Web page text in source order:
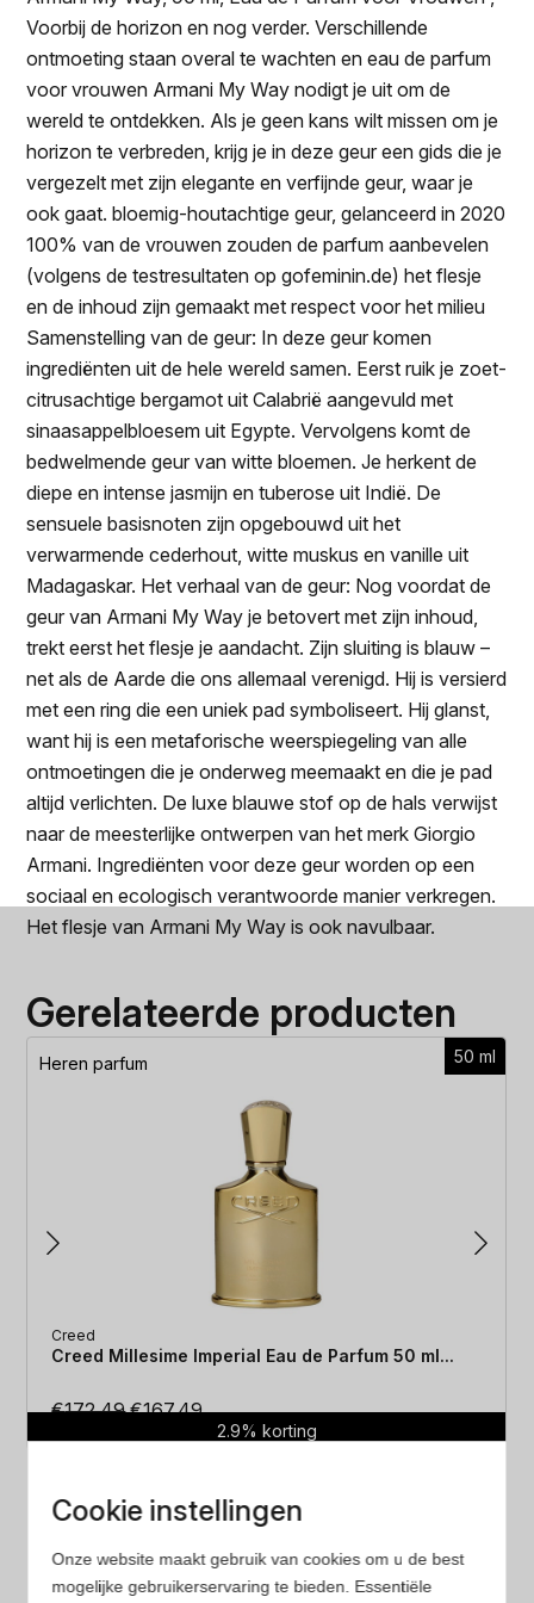
Voorbij de horizon en nog verder. Verschillende
ontmoeting staan overal te wachten en eau de parfum
voor vrouwen Armani My Way nodigt je uit om de
wereld te ontdekken. Als je geen kans wilt missen om je
horizon te verbreden, krijg je in deze geur een gids die je
vergezelt met zijn elegante en verfijnde geur, waar je
ook gaat. bloemig-houtachtige geur, gelanceerd in 2020
100% van de vrouwen zouden de parfum aanbevelen
(volgens de testresultaten op gofeminin.de) het flesje
en de inhoud zijn gemaakt met respect voor het milieu
Samenstelling van de geur: In deze geur komen
ingrediënten uit de hele wereld samen. Eerst ruik je zoet-
citrusachtige bergamot uit Calabrië aangevuld met
sinaasappelbloesem uit Egypte. Vervolgens komt de
bedwelmende geur van witte bloemen. Je herkent de
diepe en intense jasmijn en tuberose uit Indië. De
sensuele basisnoten zijn opgebouwd uit het
verwarmende cederhout, witte muskus en vanille uit
Madagaskar. Het verhaal van de geur: Nog voordat de
geur van Armani My Way je betovert met zijn inhoud,
trekt eerst het flesje je aandacht. Zijn sluiting is blauw –
net als de Aarde die ons allemaal verenigd. Hij is versierd
met een ring die een uniek pad symboliseert. Hij glanst,
want hij is een metaforische weerspiegeling van alle
ontmoetingen die je onderweg meemaakt en die je pad
altijd verlichten. De luxe blauwe stof op de hals verwijst
naar de meesterlijke ontwerpen van het merk Giorgio
Armani. Ingrediënten voor deze geur worden op een
sociaal en ecologisch verantwoorde manier verkregen.
Het flesje van Armani My Way is ook navulbaar.
Gerelateerde producten
50 ml
Heren parfum
Creed
Creed Millesime Imperial Eau de Parfum 50 ml...
€172.49Oorspronkelijke
prijs
€172.49.
€167.49Huidige
prijs
€167.49.
2.9% korting
Cookie instellingen
Onze website maakt gebruik van cookies om u de best
mogelijke gebruikerservaring te bieden. Essentiële